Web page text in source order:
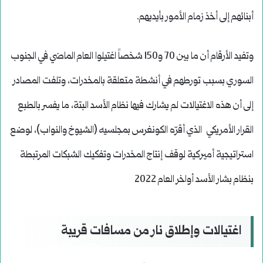
أبنائهم إلى أخذ زمام الأمور بأيديهم.
وتفيد الأرقام أن ما بين 70 و150 شخصاً اغتيلوا العام الماضي في الجنوب
السوري بسبب تورطهم في أنشطة متعلقة بالمخدرات، وتلفت المصادر
إلى أن هذه الاغتيالات لم يشارك فيها نظام الأسد البتة، ما يفسر بالطبع
القرار الأمريكي الذي أقرّه الكونغرس بمجلسيه (الشيوخ والنواب)، لوضع
استراتيجية أميركية لوقف إنتاج المخدرات وتفكيك الشبكات المرتبطة
بنظام بشار الأسد أواخر العام 2022
اغتيالات وإطلاق نار من مسافات قريبة